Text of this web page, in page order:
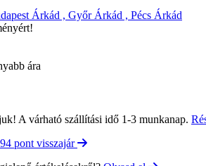
Árkád , Győr Árkád , Pécs Árkád
ára
A várható szállítási idő 1-3 munkanap.
pont visszajár